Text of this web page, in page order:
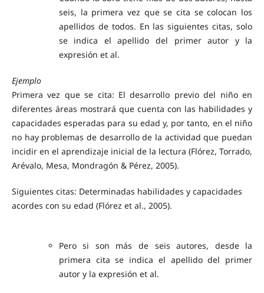
seis, la primera vez que se cita se colocan los
apellidos de todos. En las siguientes citas, solo
se indica el apellido del primer autor y la
expresión et al.
Ejemplo
Primera vez que se cita: El desarrollo previo del niño en
diferentes áreas mostrará que cuenta con las habilidades y
capacidades esperadas para su edad y, por tanto, en el niño
no hay problemas de desarrollo de la actividad que puedan
incidir en el aprendizaje inicial de la lectura (Flórez, Torrado,
Arévalo, Mesa, Mondragón & Pérez, 2005).
Siguientes citas: Determinadas habilidades y capacidades
acordes con su edad (Flórez et al., 2005).
Pero si son más de seis autores, desde la
primera cita se indica el apellido del primer
autor y la expresión et al.